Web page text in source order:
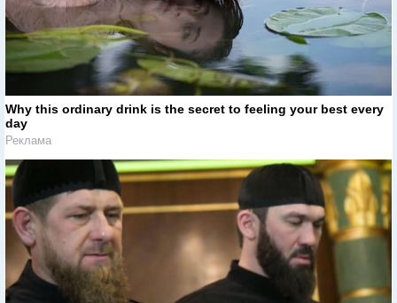
Why this ordinary drink is the secret to feeling your best every
day
Реклама